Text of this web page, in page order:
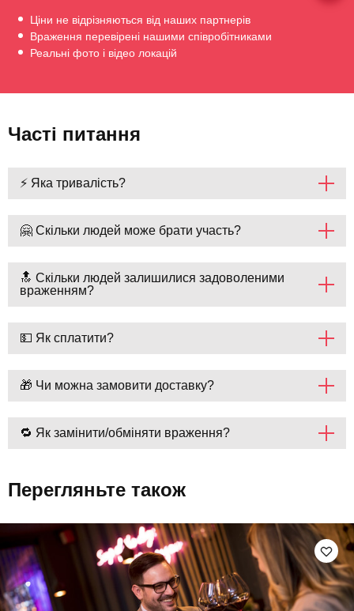
Ціни не відрізняються від наших партнерів
Враження перевірені нашими співробітниками
Реальні фото і відео локацій
Часті питання
⚡ Яка тривалість?
🤗 Скільки людей може брати участь?
🔝 Скільки людей залишилися задоволеними
враженням?
💵 Як сплатити?
🎁 Чи можна замовити доставку?
🔁 Як замінити/обміняти враження?
Перегляньте також